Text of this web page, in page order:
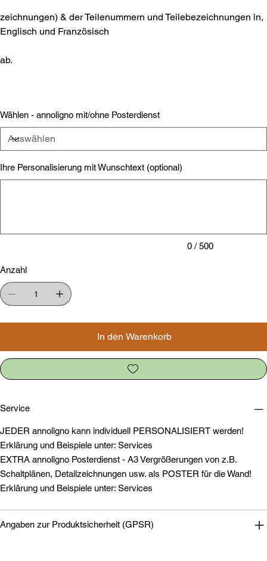
zeichnungen) & der Teilenummern und Teilebezeichnungen in,
Englisch und Französisch
ab.
Wählen - annoligno mit/ohne Posterdienst
Ihre Personalisierung mit Wunschtext (optional)
0 / 500
Anzahl
In den Warenkorb
Service
JEDER annoligno kann individuell PERSONALISIERT werden!
Erklärung und Beispiele unter: Services
EXTRA annoligno Posterdienst - A3 Vergrößerungen von z.B.
Schaltplänen, Detailzeichnungen usw. als POSTER für die Wand!
Erklärung und Beispiele unter: Services
Angaben zur Produktsicherheit (GPSR)